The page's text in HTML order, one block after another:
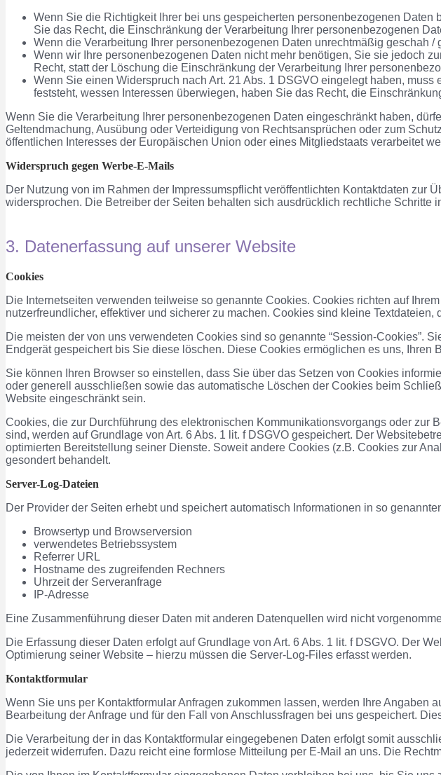
Wenn Sie die Richtigkeit Ihrer bei uns gespeicherten personenbezogenen
Sie das Recht, die Einschränkung der Verarbeitung Ihrer personenbezogenen
Wenn die Verarbeitung Ihrer personenbezogenen Daten unrechtmäßig geschah
Wenn wir Ihre personenbezogenen Daten nicht mehr benötigen, Sie sie jedoch
Recht, statt der Löschung die Einschränkung der Verarbeitung Ihrer
Wenn Sie einen Widerspruch nach Art. 21 Abs. 1 DSGVO eingelegt haben,
feststeht, wessen Interessen überwiegen, haben Sie das Recht, die
Wenn Sie die Verarbeitung Ihrer personenbezogenen Daten eingeschränkt haben,
Geltendmachung, Ausübung oder Verteidigung von Rechtsansprüchen oder zum
öffentlichen Interesses der Europäischen Union oder eines Mitgliedstaats verarbeitet
Widerspruch gegen Werbe-E-Mails
Der Nutzung von im Rahmen der Impressumspflicht veröffentlichten Kontaktdaten zur
widersprochen. Die Betreiber der Seiten behalten sich ausdrücklich rechtliche
3. Datenerfassung auf unserer Website
Cookies
Die Internetseiten verwenden teilweise so genannte Cookies. Cookies richten auf
nutzerfreundlicher, effektiver und sicherer zu machen. Cookies sind kleine
Die meisten der von uns verwendeten Cookies sind so genannte “Session-Cookies”.
Endgerät gespeichert bis Sie diese löschen. Diese Cookies ermöglichen es uns, Ihren
Sie können Ihren Browser so einstellen, dass Sie über das Setzen von Cookies
oder generell ausschließen sowie das automatische Löschen der Cookies beim
Website eingeschränkt sein.
Cookies, die zur Durchführung des elektronischen Kommunikationsvorgangs oder zur
sind, werden auf Grundlage von Art. 6 Abs. 1 lit. f DSGVO gespeichert. Der
optimierten Bereitstellung seiner Dienste. Soweit andere Cookies (z.B. Cookies zur
gesondert behandelt.
Server-Log-Dateien
Der Provider der Seiten erhebt und speichert automatisch Informationen in so
Browsertyp und Browserversion
verwendetes Betriebssystem
Referrer URL
Hostname des zugreifenden Rechners
Uhrzeit der Serveranfrage
IP-Adresse
Eine Zusammenführung dieser Daten mit anderen Datenquellen wird nicht
Die Erfassung dieser Daten erfolgt auf Grundlage von Art. 6 Abs. 1 lit. f DSGVO. Der
Optimierung seiner Website – hierzu müssen die Server-Log-Files erfasst werden.
Kontaktformular
Wenn Sie uns per Kontaktformular Anfragen zukommen lassen, werden Ihre
Bearbeitung der Anfrage und für den Fall von Anschlussfragen bei uns gespeichert.
Die Verarbeitung der in das Kontaktformular eingegebenen Daten erfolgt somit
jederzeit widerrufen. Dazu reicht eine formlose Mitteilung per E-Mail an uns. Die